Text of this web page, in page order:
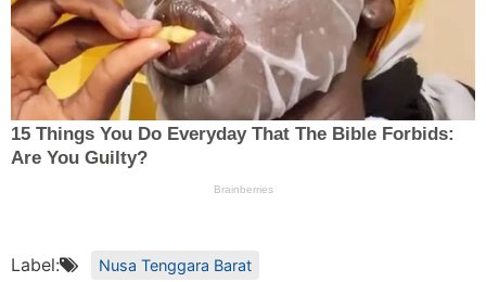
Label: Nusa Tenggara Barat